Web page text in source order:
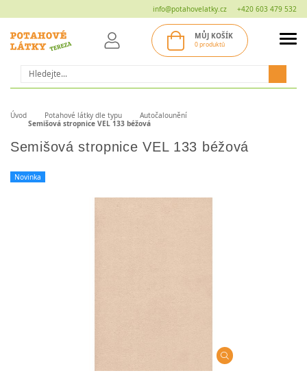
info@potahovelatky.cz +420 603 479 532
Hledat
MŮJ KOŠÍK
0 produktů
Úvod Potahové látky dle typu
Autočalounění
Semišová stropnice VEL 133 béžová
Semišová stropnice VEL 133 béžová
Novinka